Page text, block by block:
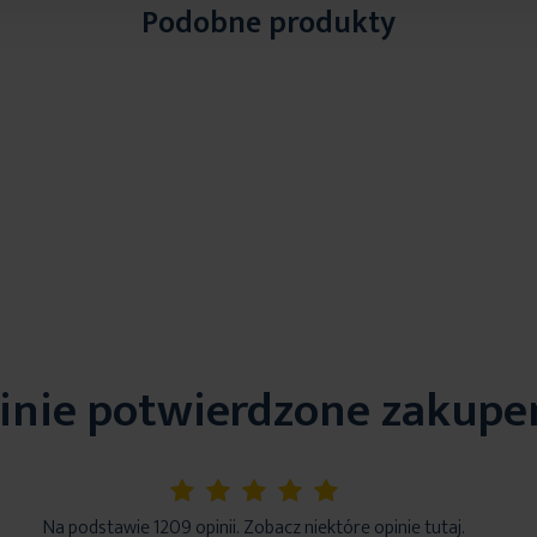
Podobne produkty
potwierdzone
5%
Na podstawie 1209 opinii. Zobacz niektóre opinie tutaj.